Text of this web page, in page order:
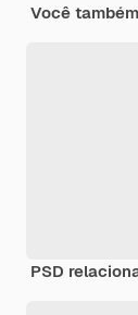
Você
PSD